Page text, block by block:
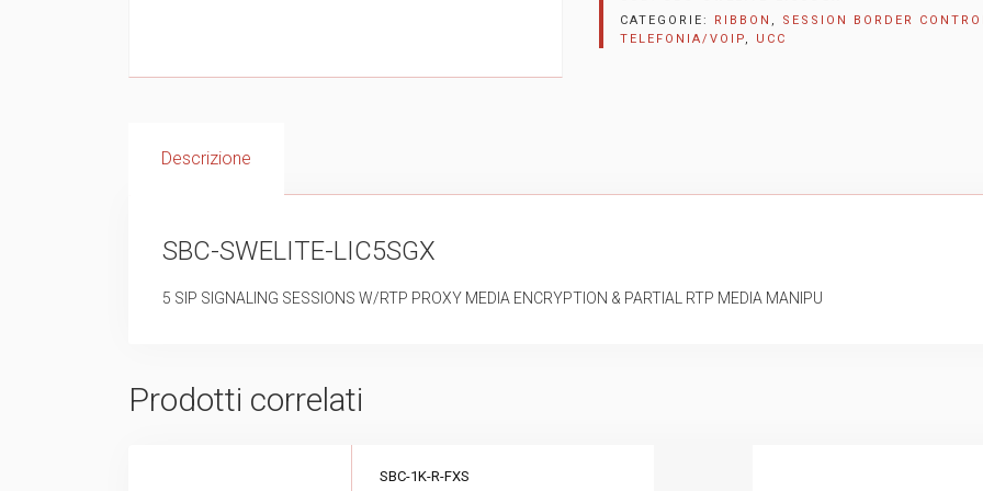
CATEGORIE: RIBBON , SESSION BORDER
TELEFONIA/VOIP, UCC
Descrizione
SBC-SWELITE-LIC5SGX
5 SIP SIGNALING SESSIONS W/RTP PROXY MEDIA ENCRYPTION & PARTIAL RTP MEDIA MANIPU
Prodotti correlati
SBC-1K-R-FXS